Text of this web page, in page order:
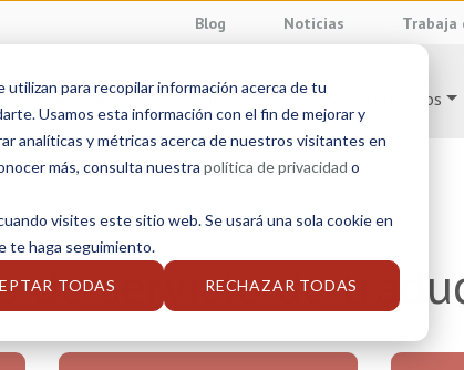
para recopilar información acerca de tu
Usamos esta información con el fin de mejorar y
analíticas y métricas acerca de nuestros visitantes en
más, consulta nuestra política de privacidad o
visites este sitio web. Se usará una sola cookie en
te haga seguimiento.
TODAS RECHAZAR TODAS
Blog Noticias Trabaja
Sectores Soluciones Sobre nosotros
de serviciode